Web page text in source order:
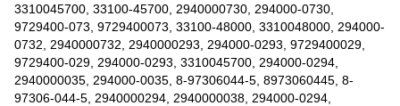
3310045700, 33100-45700, 2940000730, 294000-0730,
9729400-073, 9729400073, 33100-48000, 3310048000, 294000-
0732, 2940000732, 2940000293, 294000-0293, 9729400029,
9729400-029, 294000-0293, 3310045700, 294000-0294,
2940000035, 294000-0035, 8-97306044-5, 8973060445, 8-
97306-044-5, 2940000294, 2940000038, 294000-0294,